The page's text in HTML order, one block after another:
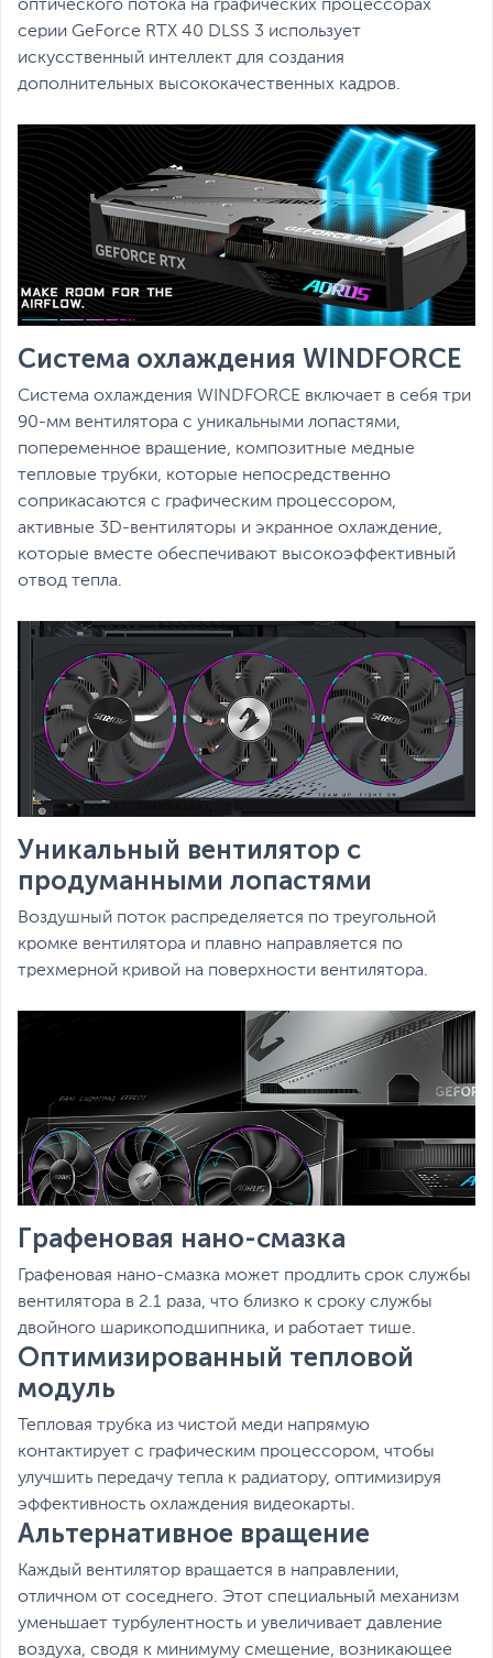
оптического потока на графических процессорах
серии GeForce RTX 40 DLSS 3 использует
искусственный интеллект для создания
дополнительных высококачественных кадров.
Система охлаждения WINDFORCE
Система охлаждения WINDFORCE включает в себя три
90-мм вентилятора с уникальными лопастями,
попеременное вращение, композитные медные
тепловые трубки, которые непосредственно
соприкасаются с графическим процессором,
активные 3D-вентиляторы и экранное охлаждение,
которые вместе обеспечивают высокоэффективный
отвод тепла.
Уникальный вентилятор с
продуманными лопастями
Воздушный поток распределяется по треугольной
кромке вентилятора и плавно направляется по
трехмерной кривой на поверхности вентилятора.
Графеновая нано-смазка
Графеновая нано-смазка может продлить срок службы
вентилятора в 2.1 раза, что близко к сроку службы
двойного шарикоподшипника, и работает тише.
Оптимизированный тепловой
модуль
Тепловая трубка из чистой меди напрямую
контактирует с графическим процессором, чтобы
улучшить передачу тепла к радиатору, оптимизируя
эффективность охлаждения видеокарты.
Альтернативное вращение
Каждый вентилятор вращается в направлении,
отличном от соседнего. Этот специальный механизм
уменьшает турбулентность и увеличивает давление
воздуха, сводя к минимуму смещение, возникающее